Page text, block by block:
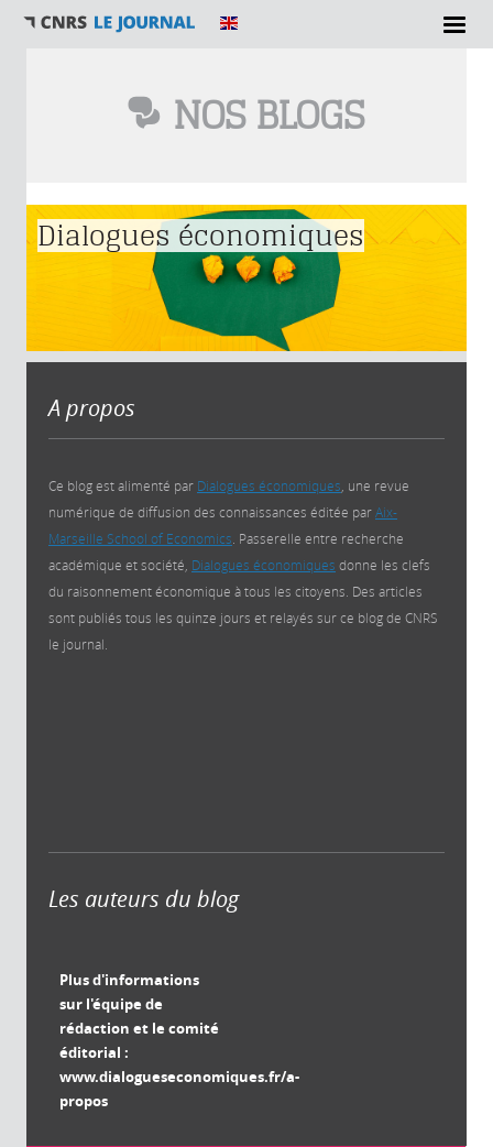
NOS BLOGS
Vous êtes ici
Dialogues économiques
A propos
Ce blog est alimenté par Dialogues économiques , une revue
numérique de diffusion des connaissances éditée parAix-
Marseille School of Economics . Passerelle entre recherche
académique et société, Dialogues économiques donne les clefs
du raisonnement économique à tous les citoyens. Des articles
sont publiés tous les quinze jours et relayés sur ce blog de CNRS
le journal.
Les auteurs du blog
Plus d'informations
sur l'équipe de
rédaction et le comité
éditorial :
www.dialogueseconomiques.fr/a-
propos